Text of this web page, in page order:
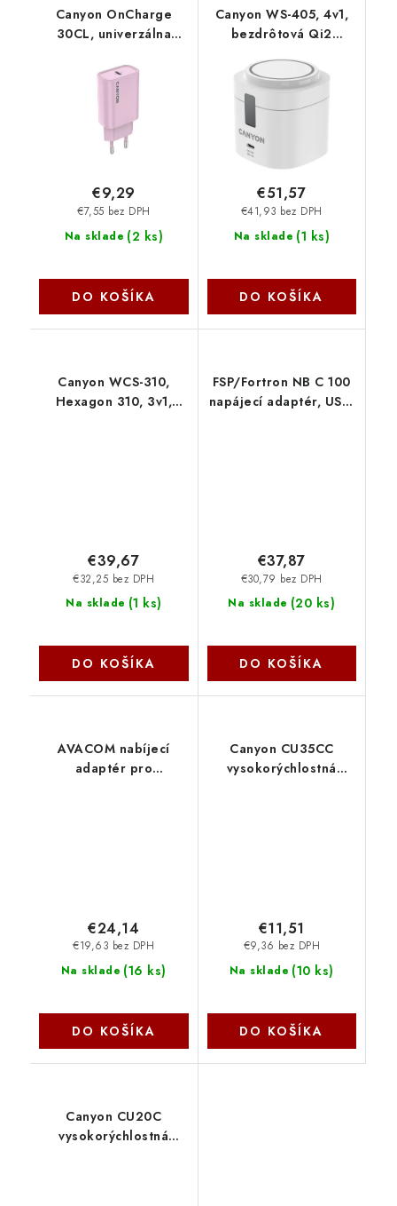
Canyon OnCharge
30CL, univerzálna
steny 1x USB-C, 30W
PD, ružová CNE-
Na sklade (2 ks)
€7,55 bez DPH
€9,29
DO KOŠÍKA
Canyon WS-405, 4v1,
bezdrôtová Qi2
zariadenia simultánne,
bez nabíjačky, biela
CNS-WCS405WW-A
Na sklade (1 ks)
€41,93 bez DPH
€51,57
DO KOŠÍKA
Canyon WCS-310,
Hexagon 310, 3v1,
Na sklade (1 ks)
€32,25 bez DPH
€39,67
DO KOŠÍKA
FSP/Fortron NB C 100
napájecí adaptér, USB-
Na sklade (20 ks)
€30,79 bez DPH
€37,87
DO KOŠÍKA
AVACOM nabíjecí
adaptér pro
Na sklade (16 ks)
€19,63 bez DPH
€24,14
DO KOŠÍKA
Canyon CU35CC
vysokorýchlostná
Na sklade (10 ks)
€9,36 bez DPH
€11,51
DO KOŠÍKA
Canyon CU20C
vysokorýchlostná